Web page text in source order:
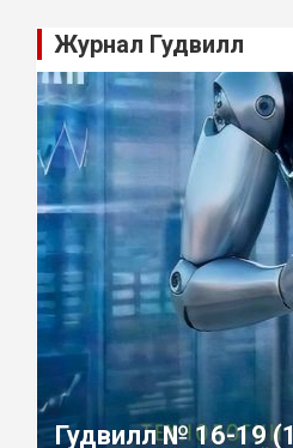
Журнал Гудвилл
Гудвилл № 16-19